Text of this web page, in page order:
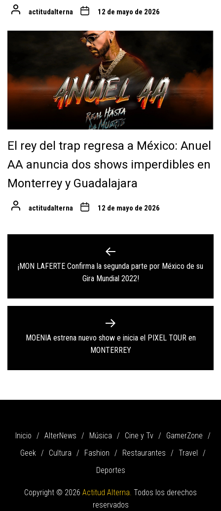
actitudalterna 12 de mayo de 2026
El rey del trap regresa a México: Anuel
AA anuncia dos shows imperdibles en
Monterrey y Guadalajara
actitudalterna 12 de mayo de 2026
de
Previous
post:
¡MON LAFERTE Confirma la segunda parte por México de su
Gira Mundial 2022!
Next
post:
MOENIA estrena nuevo show e inicia el PIXEL TOUR en
MONTERREY
Inicio AlterNews Música Cine y Tv
GamerZone
Geek
Cultura Fashion Restaurantes
Travel
Deportes
Copyright © 2026 Actitud Alterna. Todos los derechos
reservados